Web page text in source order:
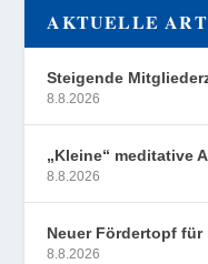
AKTUELLE
Steigende
8.8.2026
„Kleine“ meditative
8.8.2026
Neuer Fördertopf
8.8.2026